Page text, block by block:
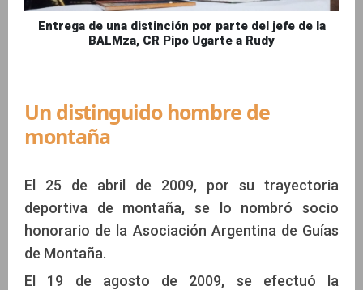
Entrega de una distinción por parte del jefe de la
BALMza, CR Pipo Ugarte a Rudy
Un distinguido hombre de
montaña
El 25 de abril de 2009, por su trayectoria
deportiva de montaña, se lo nombró socio
honorario de la Asociación Argentina de Guías
de Montaña.
El 19 de agosto de 2009, se efectuó la